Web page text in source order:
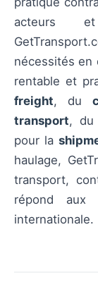
acteurs
nécessités en
rentable et
freight, du
transport, du
pour la
haulage,
transport,
répond aux
internationale.